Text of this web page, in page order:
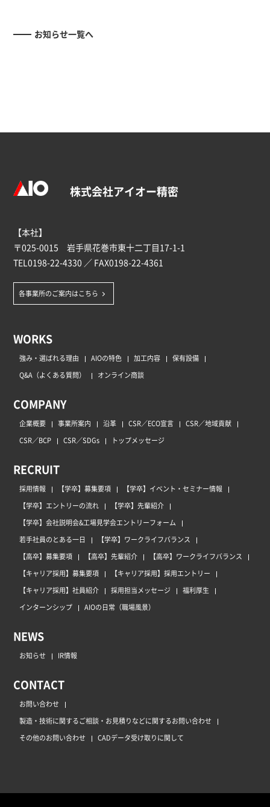
お知らせ一覧へ
株式会社アイオー精密
【本社】
〒025-0015 岩手県花巻市東十二丁目17-1-1
TEL0198-22-4330 ／ FAX0198-22-4361
各事業所のご案内はこちら
WORKS
強み・選ばれる理由 AIOの特色 加工内容
保有設備
Q&A（よくある質問）
オンライン商談
COMPANY
企業概要 事業所案内 沿革 CSR／ECO宣言
CSR／地域貢献
CSR／BCP
CSR／SDGs トップメッセージ
RECRUIT
採用情報 【学卒】募集要項
【学卒】イベント・セミナー情報
【学卒】エントリーの流れ
【学卒】先輩紹介
【学卒】会社説明会&工場見学会エントリーフォーム
若手社員のとある一日
【学卒】ワークライフバランス
【高卒】募集要項
【高卒】先輩紹介
【高卒】ワークライフバランス
【キャリア採用】募集要項
【キャリア採用】採用エントリー
【キャリア採用】社員紹介
採用担当メッセージ
福利厚生
インターンシップ
AIOの日常（職場風景）
NEWS
お知らせ IR情報
CONTACT
お問い合わせ
製造・技術に関するご相談・お見積りなどに関するお問い合わせ
その他のお問い合わせ
CADデータ受け取りに関して